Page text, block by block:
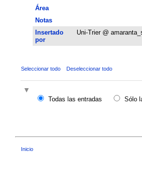
Área
Notas
Insertado
por
Uni-Trier @
Seleccionar todo Deseleccionar todo
Todas las entradas
Sólo
Inicio